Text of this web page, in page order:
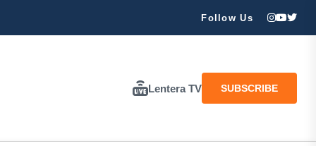
Follow Us
Lentera TV SUBSCRIBE